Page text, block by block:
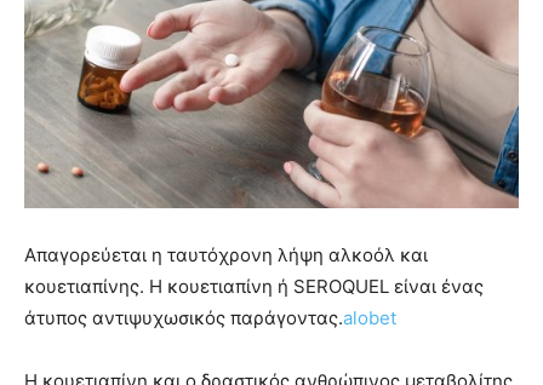
Απαγορεύεται η ταυτόχρονη λήψη αλκοόλ και
κουετιαπίνης. Η κουετιαπίνη ή SEROQUEL είναι ένας
άτυπος αντιψυχωσικός παράγοντας.alobet